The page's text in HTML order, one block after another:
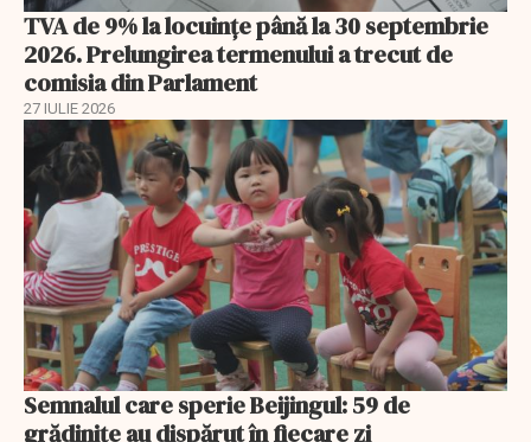
TVA de 9% la locuințe până la 30 septembrie
2026. Prelungirea termenului a trecut de
comisia din Parlament
27 IULIE 2026
Semnalul care sperie Beijingul: 59 de
grădinițe au dispărut în fiecare zi